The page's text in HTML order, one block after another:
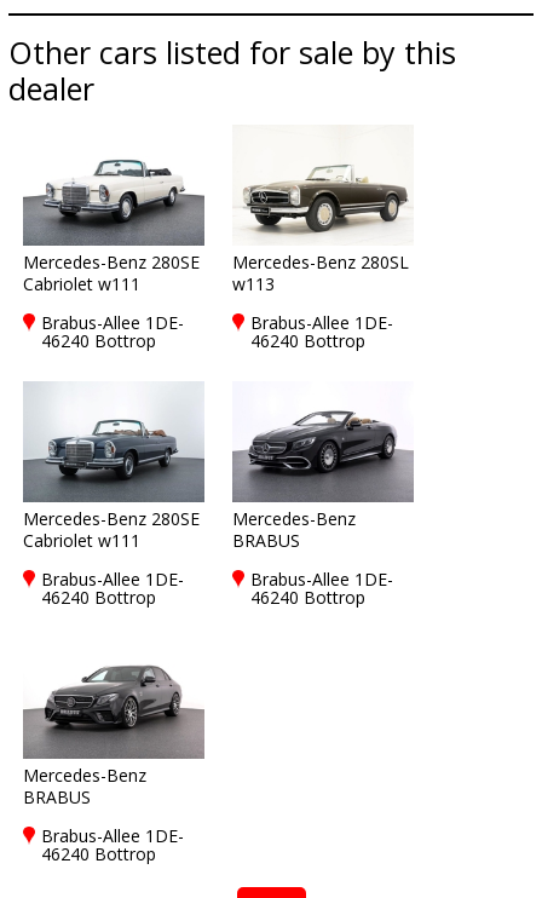
Other cars listed for sale by this
dealer
Mercedes-Benz 280SE
Cabriolet w111
Brabus-Allee 1DE-
46240 Bottrop
Mercedes-Benz 280SL
w113
Brabus-Allee 1DE-
46240 Bottrop
Mercedes-Benz 280SE
Cabriolet w111
Brabus-Allee 1DE-
46240 Bottrop
Mercedes-Benz
BRABUS
Brabus-Allee 1DE-
46240 Bottrop
Mercedes-Benz
BRABUS
Brabus-Allee 1DE-
46240 Bottrop